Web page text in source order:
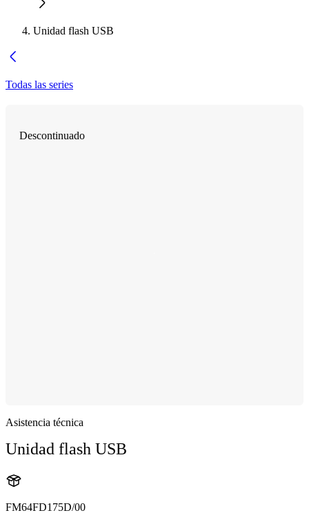
Unidad flash USB
Todas las series
Descontinuado
Asistencia técnica
Unidad flash USB
FM64FD175D/00